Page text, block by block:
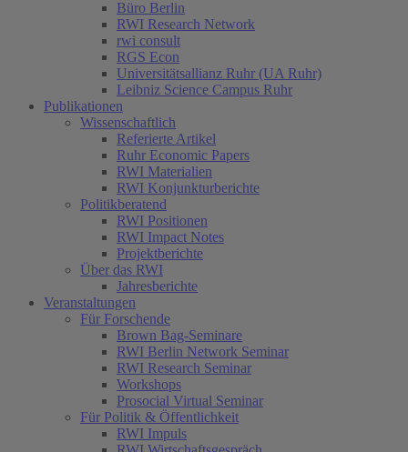
Büro Berlin
RWI Research Network
rwi consult
RGS Econ
Universitätsallianz Ruhr (UA Ruhr)
Leibniz Science Campus Ruhr
Publikationen
Wissenschaftlich
Referierte Artikel
Ruhr Economic Papers
RWI Materialien
RWI Konjunkturberichte
Politikberatend
RWI Positionen
RWI Impact Notes
Projektberichte
Über das RWI
Jahresberichte
Veranstaltungen
Für Forschende
Brown Bag-Seminare
RWI Berlin Network Seminar
RWI Research Seminar
Workshops
Prosocial Virtual Seminar
Für Politik & Öffentlichkeit
RWI Impuls